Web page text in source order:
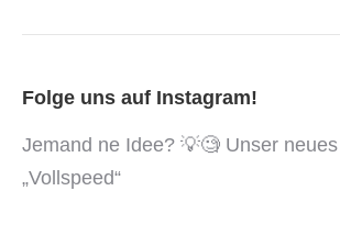
Folge uns auf Instagram!
Jemand ne Idee? 💡🧐 Unser neues
„Vollspeed“